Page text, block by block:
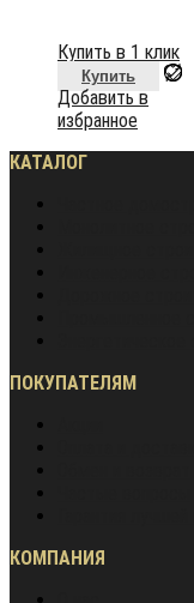
Купить в 1 клик
Купить
Добавить в
избранное
КАТАЛОГ
ПОКУПАТЕЛЯМ
КОМПАНИЯ